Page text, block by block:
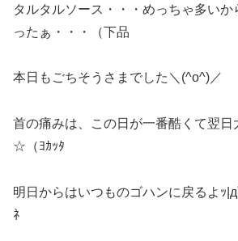
タルタルソース・・・めっちゃ多い
ったぁ・・・（下品
本日もごちそうさまでした＼(^o^)／
首の痛みは、この日が一番酷くて翌日
☆（ﾖｶｯﾀ
明日からはいつものゴハンに戻るよｯ|д
ﾈ